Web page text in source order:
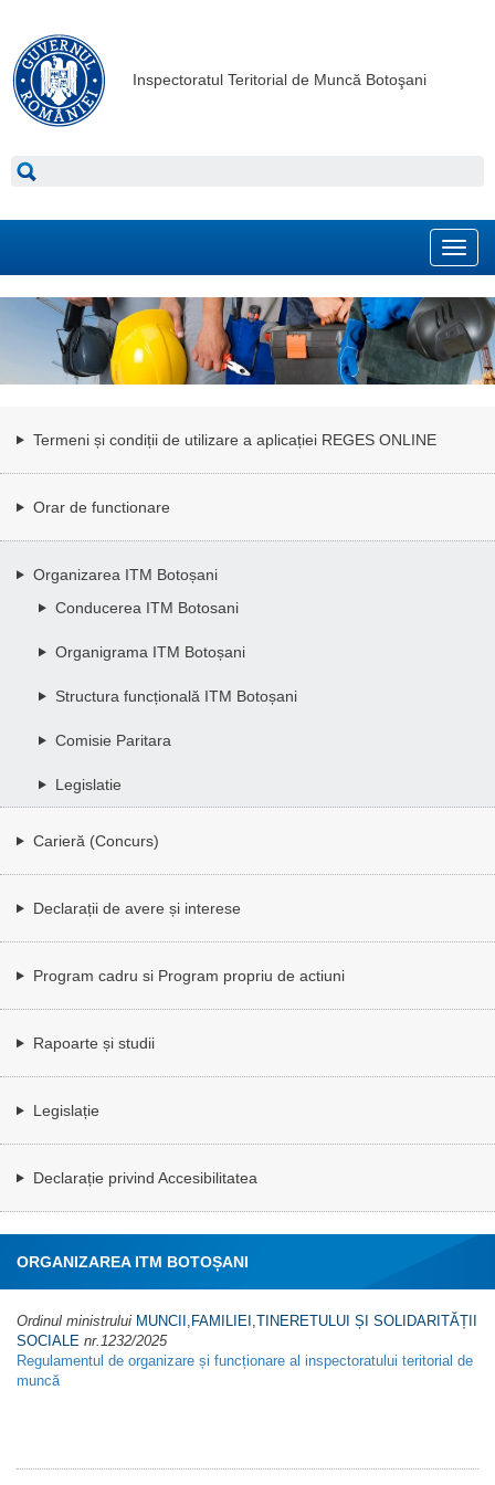
Inspectoratul Teritorial de Muncă Botoşani
Termeni și condiții de utilizare a aplicației REGES ONLINE
Orar de functionare
Organizarea ITM Botoșani
Conducerea ITM Botosani
Organigrama ITM Botoșani
Structura funcțională ITM Botoșani
Comisie Paritara
Legislatie
Carieră (Concurs)
Declarații de avere și interese
Program cadru si Program propriu de actiuni
Rapoarte și studii
Legislație
Declarație privind Accesibilitatea
ORGANIZAREA ITM BOTOȘANI
Ordinul ministrului MUNCII,FAMILIEI,TINERETULUI ȘI SOLIDARITĂȚII
SOCIALE nr.1232/2025
Regulamentul de organizare și funcționare al inspectoratului teritorial de
muncă